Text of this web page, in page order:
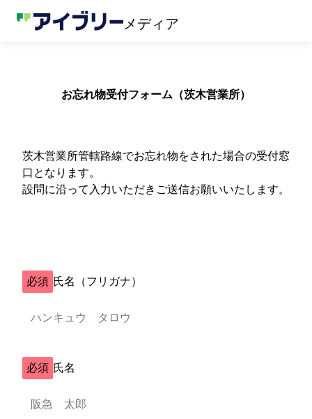
メディア
お忘れ物受付フォーム（茨木営業所）
茨木営業所管轄路線でお忘れ物をされた場合の受付窓
口となります。
設問に沿って入力いただきご送信お願いいたします。
必須 氏名（フリガナ）
必須 氏名